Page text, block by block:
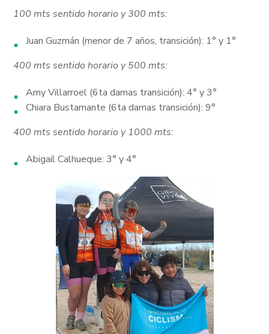
100 mts sentido horario y 300 mts:
Juan Guzmán (menor de 7 años, transición): 1° y 1°
400 mts sentido horario y 500 mts:
Amy Villarroel (6ta damas transición): 4° y 3°
Chiara Bustamante (6ta damas transición): 9°
400 mts sentido horario y 1000 mts:
Abigail Calhueque: 3° y 4°